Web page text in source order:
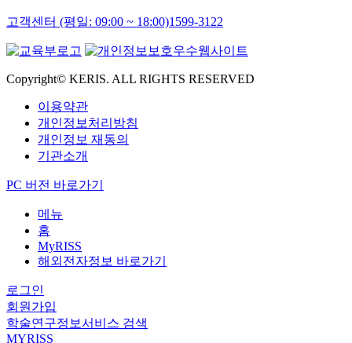
고객센터 (평일: 09:00 ~ 18:00)1599-3122
Copyright© KERIS. ALL RIGHTS RESERVED
이용약관
개인정보처리방침
개인정보 재동의
기관소개
PC 버전 바로가기
메뉴
홈
MyRISS
해외전자정보 바로가기
로그인
회원가입
학술연구정보서비스 검색
MYRISS